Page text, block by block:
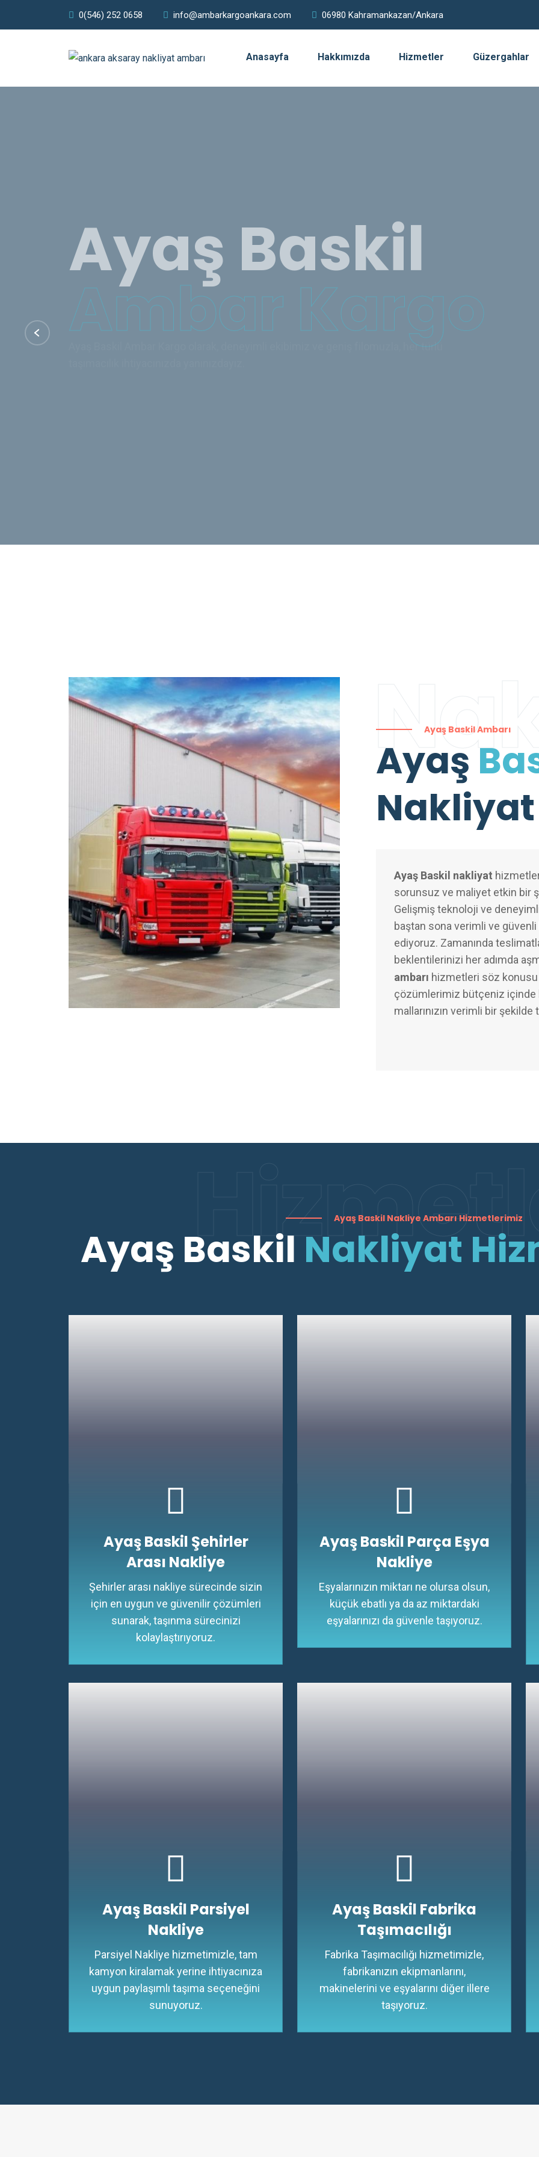
0(546) 252 0658 info@ambarkargoankara.com 06980 Kahramankazan/Ankara
Anasayfa Hakkımızda Hizmetler Güzergahlar
Ayaş Baskil
Ambar Kargo
Ayaş Baskil Ambar Kargo olarak, deneyimli ekibimiz ve geniş filomuzla, her türlü
taşımacılık ihtiyacınızda yanınızdayız.
Ayaş Baskil Ambarı
Ayaş
Nakliyat
Ayaş Baskil nakliyat
sorunsuz ve maliyet etkin bir
Gelişmiş teknoloji ve
baştan sona verimli ve güvenli
ediyoruz. Zamanında
beklentilerinizi her adımda
ambarı hizmetleri söz
çözümlerimiz bütçeniz içinde
mallarınızın verimli bir
Ayaş Baskil Nakliye Ambarı Hizmetlerimiz
Ayaş Baskil Nakliyat
Ayaş Baskil Şehirler
Arası Nakliye
Şehirler arası nakliye sürecinde sizin
için en uygun ve güvenilir çözümleri
sunarak, taşınma sürecinizi
kolaylaştırıyoruz.
Ayaş Baskil Parça Eşya
Nakliye
Eşyalarınızın miktarı ne olursa olsun,
küçük ebatlı ya da az miktardaki
eşyalarınızı da güvenle taşıyoruz.
Ayaş Baskil Parsiyel
Nakliye
Parsiyel Nakliye hizmetimizle, tam
kamyon kiralamak yerine ihtiyacınıza
uygun paylaşımlı taşıma seçeneğini
sunuyoruz.
Ayaş Baskil Fabrika
Taşımacılığı
Fabrika Taşımacılığı hizmetimizle,
fabrikanızın ekipmanlarını,
makinelerini ve eşyalarını diğer illere
taşıyoruz.